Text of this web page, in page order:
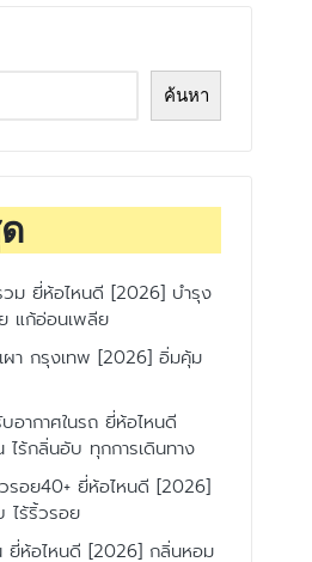
ค้นหา
ม ยี่ห้อไหนดี [2026] บำรุง
แก้อ่อนเพลีย
ผา กรุงเทพ [2026] อิ่มคุ้ม
อากาศในรถ ยี่ห้อไหนดี
ร้กลิ่นอับ ทุกการเดินทาง
รอย40+ ยี่ห้อไหนดี [2026]
ไร้ริ้วรอย
ยี่ห้อไหนดี [2026] กลิ่นหอม